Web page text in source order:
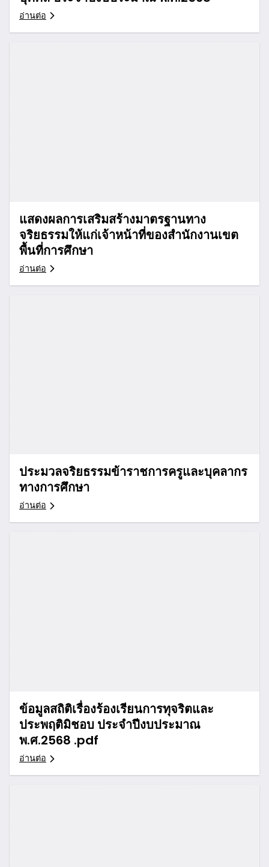
อ่านต่อ
แสดงผลการเสริมสร้างมาตรฐานทาง
จริยธรรมให้แก่เจ้าหน้าที่ของสำนักงานเขต
พื้นที่การศึกษา
อ่านต่อ
ประมวลจริยธรรมข้าราชการครูและบุคลากร
ทางการศึกษา
อ่านต่อ
ข้อมูลสถิติเรื่องร้องเรียนการทุจริตและ
ประพฤติมิชอบ ประจำปีงบประมาณ
พ.ศ.2568 .pdf
อ่านต่อ